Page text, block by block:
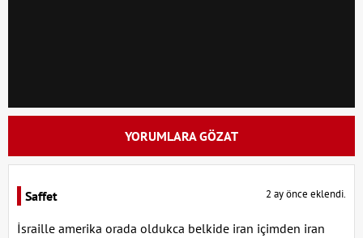
YORUMLARA GÖZAT
Saffet 2 ay önce eklendi.
İsraille amerika orada oldukca belkide iran içimden iran